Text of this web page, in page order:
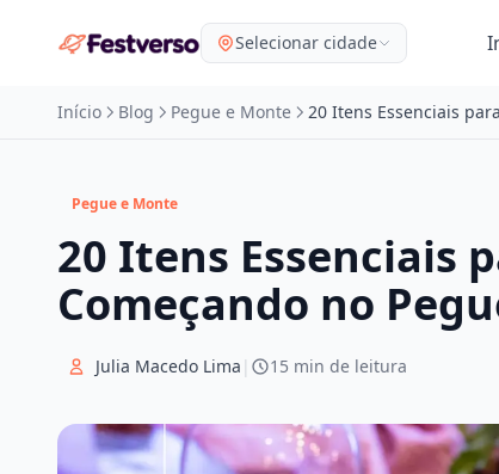
Selecionar cidade
Início Blog Pegue e Monte
Pegue e Monte
20 Itens Essenciais
Começando no
Julia Macedo Lima | 15 min de leitura